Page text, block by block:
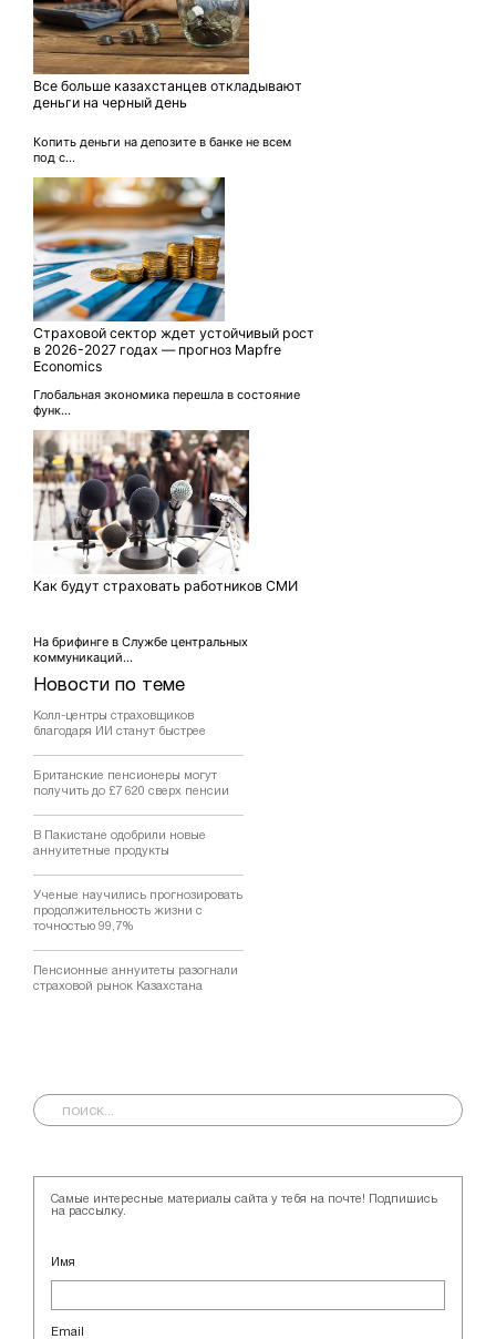
Новости по теме
Колл-центры страховщиков
благодаря ИИ станут быстрее
Британские пенсионеры могут
получить до £7 620 сверх пенсии
В Пакистане одобрили новые
аннуитетные продукты
Ученые научились прогнозировать
продолжительность жизни с
точностью 99,7%
Пенсионные аннуитеты разогнали
страховой рынок Казахстана
Все больше казахстанцев откладывают
деньги на черный день
Копить деньги на депозите в банке не всем
под с...
Страховой сектор ждет устойчивый рост
в 2026-2027 годах — прогноз Mapfre
Economics
Глобальная экономика перешла в состояние
функ...
Как будут страховать работников СМИ
На брифинге в Службе центральных
коммуникаций...
Самые интересные материалы сайта у тебя на почте! Подпишись
на рассылку.
Имя
Email